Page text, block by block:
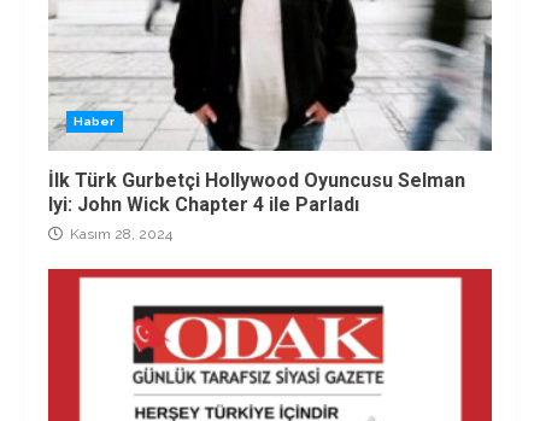
Haber
İlk Türk Gurbetçi Hollywood Oyuncusu Selman
Iyi: John Wick Chapter 4 ile Parladı
Kasım 28, 2024